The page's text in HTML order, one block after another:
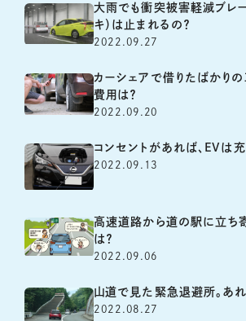
大雨でも衝突被害軽減ブレー
キ）は止まれるの？
2022.09.27
カーシェアで借りたばかりの
費用は？
2022.09.20
コンセントがあれば、EVは充
2022.09.13
高速道路から道の駅に立ち
は？
2022.09.06
山道で見た緊急退避所。あれ
2022.08.27